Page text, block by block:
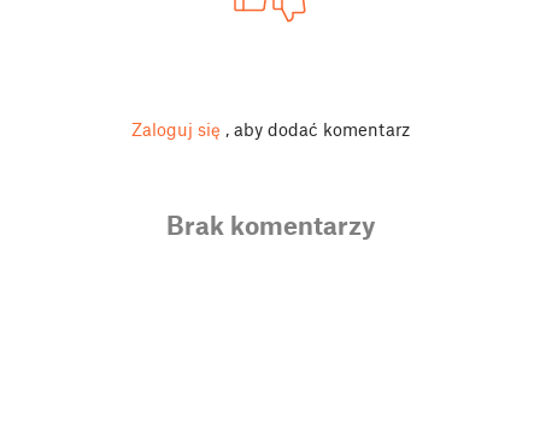
Zaloguj się , aby dodać komentarz
Brak komentarzy